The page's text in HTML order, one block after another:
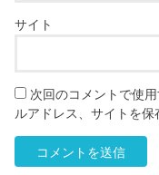
サイト
次回のコメントで使
ルアドレス、サイトを保